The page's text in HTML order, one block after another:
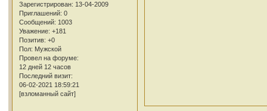
Зарегистрирован: 13-04-2009
Приглашений: 0
Сообщений: 1003
Уважение: +181
Позитив: +0
Пол: Мужской
Провел на форуме:
12 дней 12 часов
Последний визит:
06-02-2021 18:59:21
[взломанный сайт]